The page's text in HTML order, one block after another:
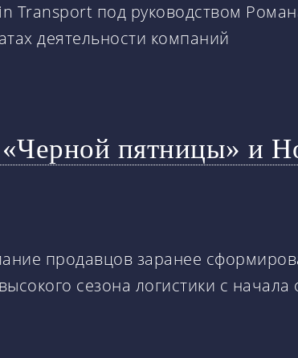
Transport под руководством
деятельности компаний
пятницы» и
продавцов заранее
сезона логистики с